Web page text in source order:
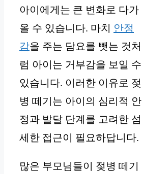
아이에게는 큰 변화로 다가
올 수 있습니다. 마치 안정
감을 주는 담요를 뺏는 것처
럼 아이는 거부감을 보일 수
있습니다. 이러한 이유로 젖
병 떼기는 아이의 심리적 안
정과 발달 단계를 고려한 섬
세한 접근이 필요하답니다.
많은 부모님들이 젖병 떼기